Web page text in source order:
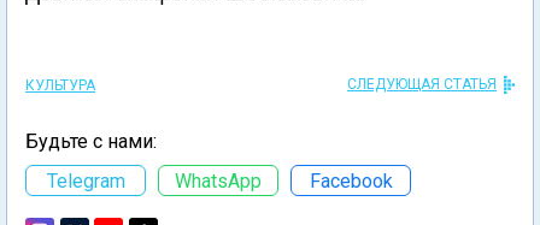
КУЛЬТУРА СЛЕДУЮЩАЯ СТАТЬЯ
Будьте с нами:
Telegram
WhatsApp Facebook